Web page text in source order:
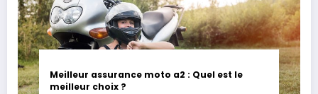
Meilleur assurance moto a2 : Quel est le
meilleur choix ?